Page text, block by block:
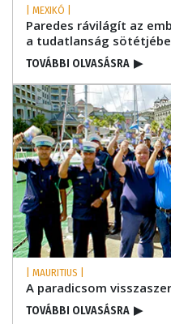
| MEXIKÓ |
Paredes rávilágít az
a tudatlanság
TOVÁBBI OLVASÁSRA ▶
| MAURITIUS |
A paradicsom
TOVÁBBI OLVASÁSRA ▶